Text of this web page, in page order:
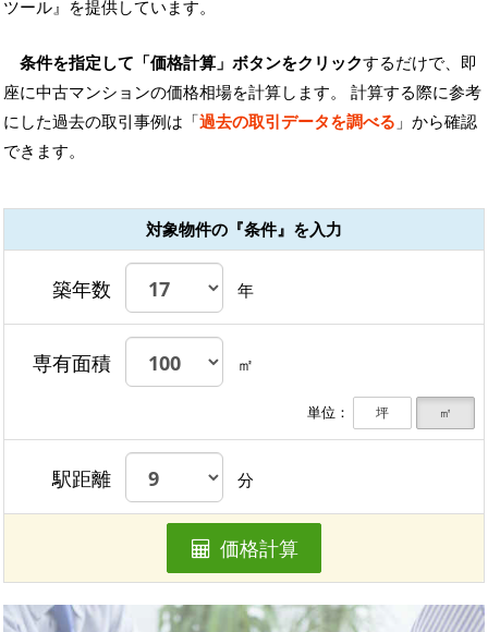
ツール』を提供しています。
条件を指定して「価格計算」ボタンをクリックするだけで、即
座に中古マンションの価格相場を計算します。 計算する際に参考
にした過去の取引事例は「過去の取引データを調べる 」から確認
できます。
対象物件の『条件』を入力
築年数 年
専有面積 ㎡
単位： 坪 ㎡
駅距離 分
価格計算